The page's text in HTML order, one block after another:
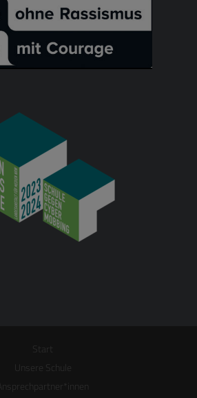
Start
Unsere Schule
Ansprechpartner*innen